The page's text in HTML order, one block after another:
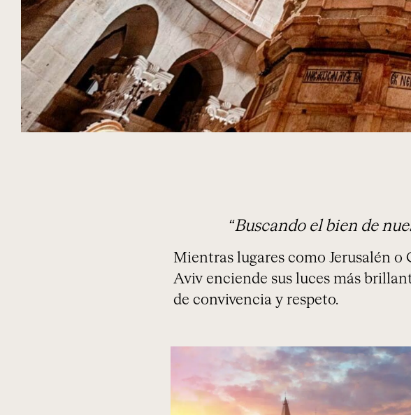
“Buscando el bien de
Mientras lugares como Jerusalén o
Aviv enciende sus luces más
de convivencia y respeto.